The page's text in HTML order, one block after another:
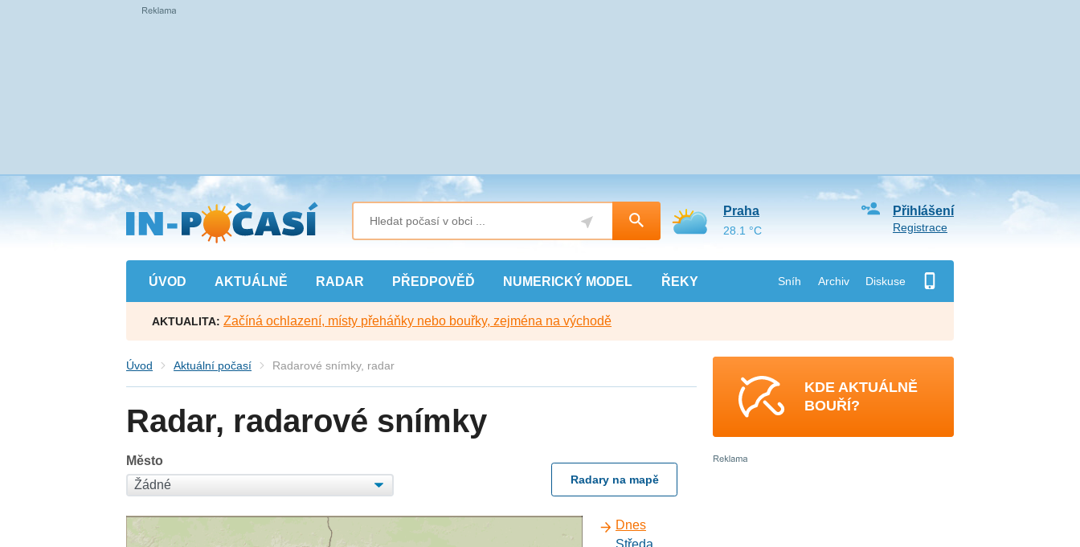
Přejít
na
hlavní
obsah
ÚVOD AKTUÁLNĚ RADAR PŘEDPOVĚĎ NUMERICKÝ MODEL ŘEKY Sníh Archiv Diskuse
Přihlášení
Registrace
Praha
28.1 °C
AKTUALITA: Začíná ochlazení, místy přeháňky nebo bouřky, zejména na východě
Úvod Aktuální počasí Radarové snímky, radar
Radar, radarové snímky
Město
Radary na mapě
Dnes
KDE AKTUÁLNĚ
BOUŘÍ?